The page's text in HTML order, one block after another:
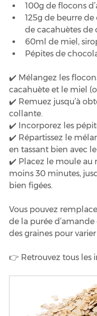
100g de flocons
125g de beurre
de cacahuètes de
60ml de miel,
Pépites de
✔️ Mélangez les
cacahuète et le miel
✔️ Remuez jusqu’à
collante.
✔️ Incorporez les
✔️ Répartissez le
en tassant bien avec
✔️ Placez le moule au
moins 30 minutes,
bien figées.
Vous pouvez
de la purée
des graines pour
👉 Retrouvez tous les